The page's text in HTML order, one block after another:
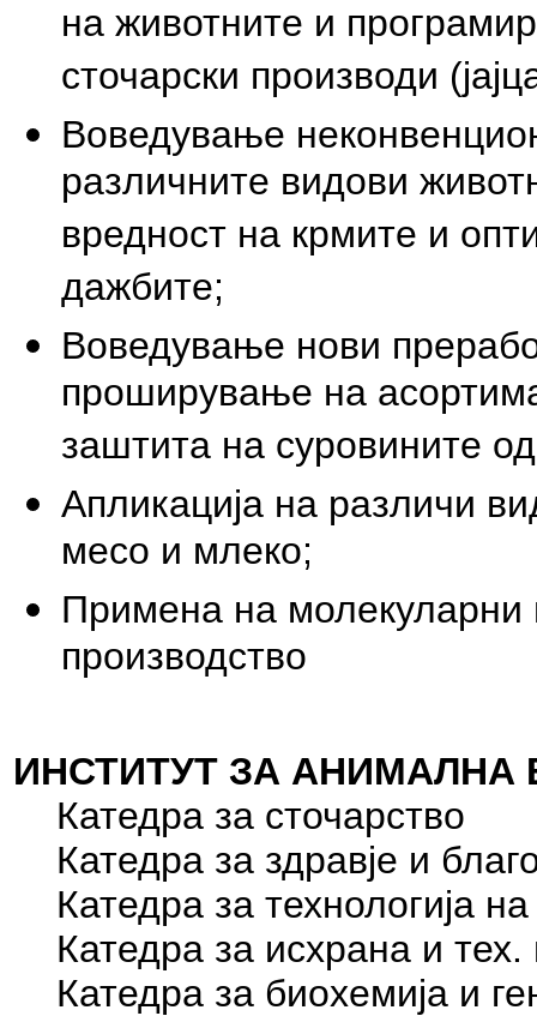
на животните и
сточарски производи
Воведување
различните видови
вредност на крмите и
дажбите;
Воведување нови
проширување на
заштита на суровините
Апликација на различи
месо и млеко;
Примена на молекуларни
производство
ИНСТИТУТ ЗА АНИМАЛНА
Катедра за сточарство
Катедра за здравје и
Катедра за технологија
Катедра за исхрана и тех.
Катедра за биохемија и